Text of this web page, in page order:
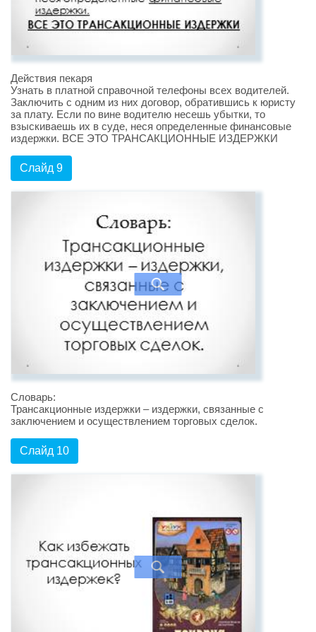
Действия пекаря
Узнать в платной справочной телефоны всех водителей.
Заключить с одним из них договор, обратившись к юристу
за плату. Если по вине водителю несешь убытки, то
взыскиваешь их в суде, неся определенные финансовые
издержки. ВСЕ ЭТО ТРАНСАКЦИОННЫЕ ИЗДЕРЖКИ
Слайд 9
Словарь:
Трансакционные издержки – издержки, связанные с
заключением и осуществлением торговых сделок.
Слайд 10